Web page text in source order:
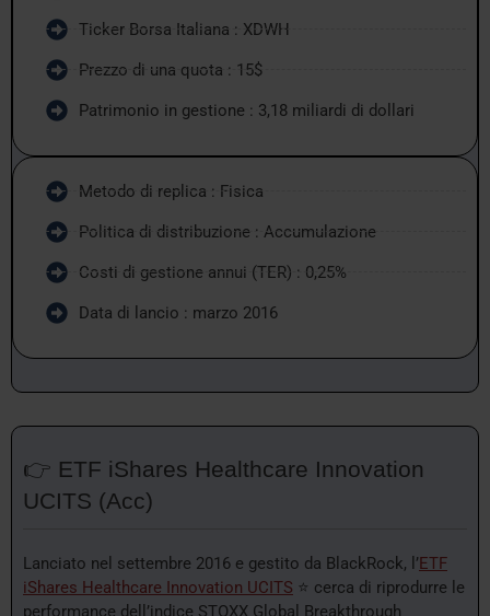
Ticker Borsa Italiana : XDWH
Prezzo di una quota : 15$
Patrimonio in gestione : 3,18 miliardi di dollari
Metodo di replica : Fisica
Politica di distribuzione : Accumulazione
Costi di gestione annui (TER) : 0,25%
Data di lancio : marzo 2016
👉 ETF iShares Healthcare Innovation
UCITS (Acc)
Lanciato nel settembre 2016 e gestito da BlackRock, l’ETF
iShares Healthcare Innovation UCITS ⭐ cerca di riprodurre le
performance dell’indice STOXX Global Breakthrough